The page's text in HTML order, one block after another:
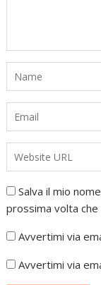
Salva il mio
prossima volta
Avvertimi via
Avvertimi via